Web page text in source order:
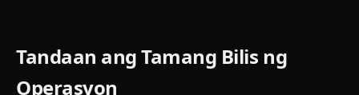
Tandaan ang Tamang Bilis ng
Operasyon